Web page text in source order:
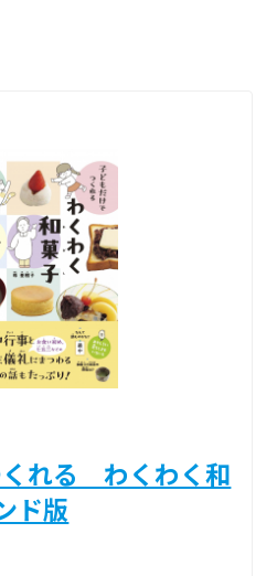
れる わくわく和
ド版